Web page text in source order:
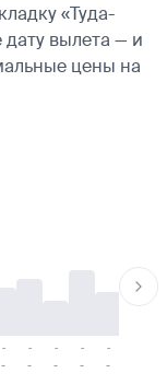
«Туда-
вылета — и
цены на
-
-
-
-
-
-
-
-
-
-